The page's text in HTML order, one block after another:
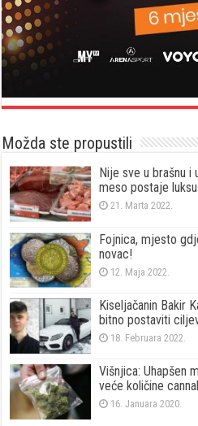
Možda ste propustili
Nije sve u brašnu i
meso postaje
21. Marta 2022.
Fojnica, mjesto
novac!
12. Maja 2022.
Kiseljačanin Bakir
bitno postaviti
18. Februara 2022.
Višnjica: Uhapšen
veće količine
16. Januara 2020.